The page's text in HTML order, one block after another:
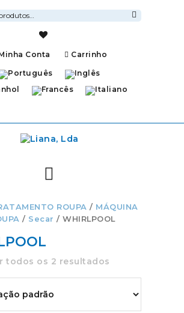
Conta Carrinho
ROUPA / MÁQUINA
/ Secar / WHIRLPOOL
todos os 2 resultados